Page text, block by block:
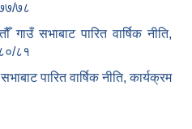
७८
गाउँ सभाबाट पारित वार्षिक नीति,
८१
पारित वार्षिक नीति, कार्यक्रम